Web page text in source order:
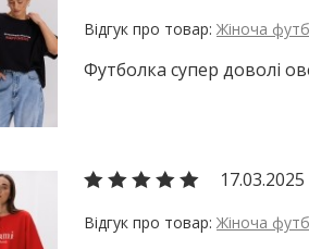
Жіноча
Футболка супер доволі
17.03.2025
Жіноча